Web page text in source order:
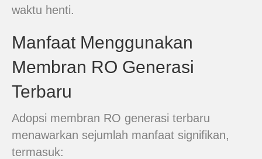
waktu henti.
Manfaat Menggunakan
Membran RO Generasi
Terbaru
Adopsi membran RO generasi terbaru
menawarkan sejumlah manfaat signifikan,
termasuk: